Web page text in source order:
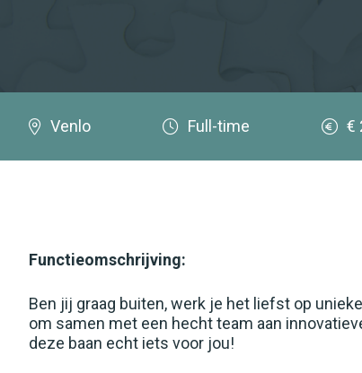
Venlo Full-time €
Functieomschrijving:
Ben jij graag buiten, werk je het liefst op
om samen met een hecht team aan
deze baan echt iets voor jou!
Bouw
Financieel
Metaal
Operators
Restaurant